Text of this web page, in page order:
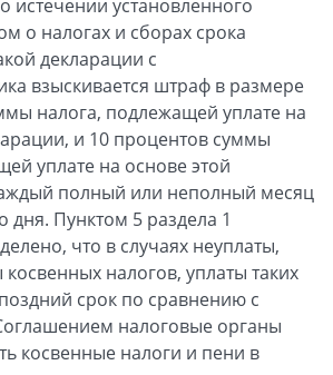
истечении установленного
о налогах и сборах срока
декларации с
взыскивается штраф в размере
налога, подлежащей уплате на
и 10 процентов суммы
уплате на основе этой
полный или неполный месяц
дня. Пунктом 5 раздела 1
что в случаях неуплаты,
налогов, уплаты таких
срок по сравнению с
налоговые органы
косвенные налоги и пени в